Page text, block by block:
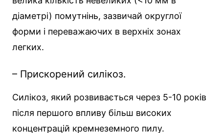
діаметрі) помутнінь, зазвичай округлої
форми і переважаючих в верхніх зонах
легких.
– Прискорений силікоз.
Силікоз, який розвивається через 5-10 років
після першого впливу більш високих
концентрацій кремнеземного пилу.